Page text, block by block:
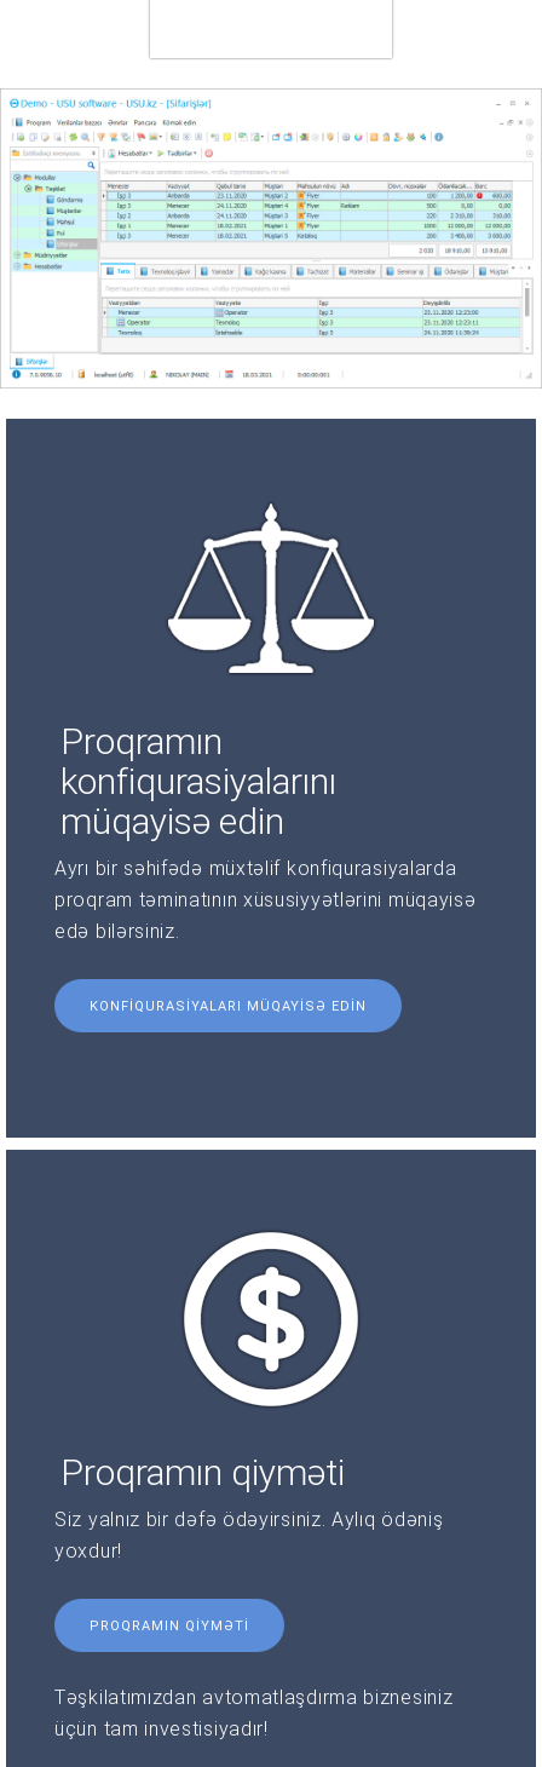
Proqramın
konfiqurasiyalarını
müqayisə edin
Ayrı bir səhifədə müxtəlif konfiqurasiyalarda
proqram təminatının xüsusiyyətlərini müqayisə
edə bilərsiniz.
KONFIQURASIYALARI MÜQAYISƏ EDIN
Proqramın qiyməti
Siz yalnız bir dəfə ödəyirsiniz. Aylıq ödəniş
yoxdur!
PROQRAMIN QIYMƏTI
Təşkilatımızdan avtomatlaşdırma biznesiniz
üçün tam investisiyadır!